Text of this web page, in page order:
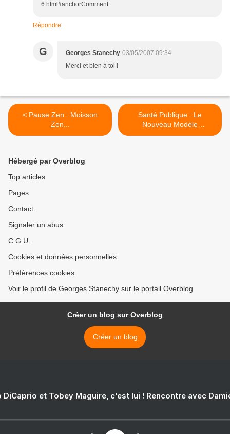
6.html#anchorComment
Répondre
G Georges Stanechy 03/05/2007 09:34
Merci et bien à toi !
< Pause Zen : Moisson
Zen...
Santé Publique : Le
Nouveau Modèle
Européen... >
Hébergé par Overblog
Top articles
Pages
Contact
Signaler un abus
C.G.U.
Cookies et données personnelles
Préférences cookies
Voir le profil de Georges Stanechy sur le portail Overblog
Créer un blog sur Overblog
Créer un blog
DiCaprio et Tobey Maguire, c'est lui ! Rencontre avec